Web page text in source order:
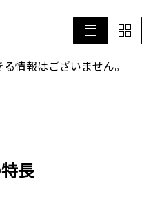
情報はございません。
長